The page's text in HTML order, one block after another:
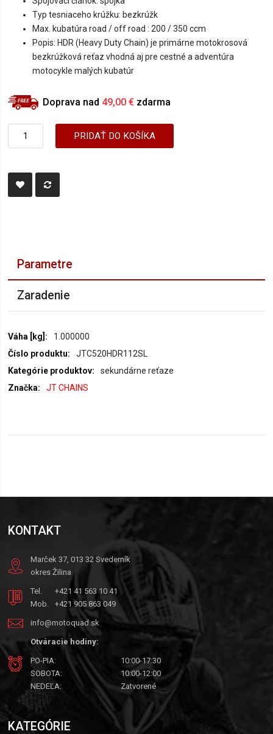
Typ tesniaceho krúžku: bezkrúžk
Max. kubatúra road / off road : 200 / 350 ccm
Popis: HDR (Heavy Duty Chain) je primárne motokrosová
bezkrúžková reťaz vhodná aj pre cestné a adventúra
motocykle malých kubatúr
Doprava nad 49,00 € zdarma
PRIDAŤ DO KOŠÍKA
Parametre
Zaradenie
Parametre
1.000000
JTC520HDR112SL
sekundárne reťaze
JT CHAINS
KONTAKT
Marček 37, 013 32 Svederník
okres Žilina
Tel.
+421 41 563 10 41
Mob.
+421 905 863 049
info@motoquad.sk
Otváracie hodiny:
PO-PIA:
10:00-17:30
SOBOTA:
10:00-12:00
NEDEĽA:
Zatvorené
KATEGÓRIE